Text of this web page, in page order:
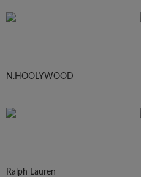
N.HOOLYWOOD
Ralph Lauren